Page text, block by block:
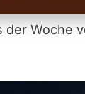
der Woche